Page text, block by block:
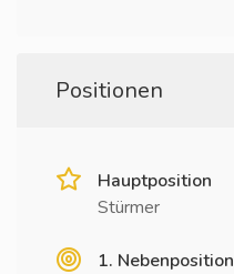
Positionen
Hauptposition
Stürmer
1. Nebenposition